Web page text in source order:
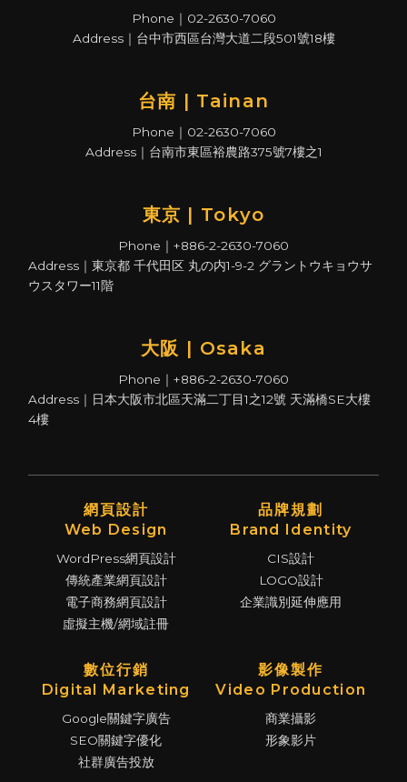
Phone｜02-2630-7060
Address｜台中市西區台灣大道二段501號18樓
台南 | Tainan
Phone｜02-2630-7060
Address｜台南市東區裕農路375號7樓之1
東京 | Tokyo
Phone｜+886-2-2630-7060
Address｜東京都 千代田区 丸の内1-9-2 グラントウキョウサ
ウスタワー11階
大阪 | Osaka
Phone｜+886-2-2630-7060
Address｜日本大阪市北區天滿二丁目1之12號 天滿橋SE大樓
4樓
網頁設計
Web Design
WordPress網頁設計
傳統產業網頁設計
電子商務網頁設計
虛擬主機/網域註冊
品牌規劃
Brand Identity
CIS設計
LOGO設計
企業識別延伸應用
數位行銷
Digital Marketing
Google關鍵字廣告
SEO關鍵字優化
社群廣告投放
影像製作
Video Production
商業攝影
形象影片